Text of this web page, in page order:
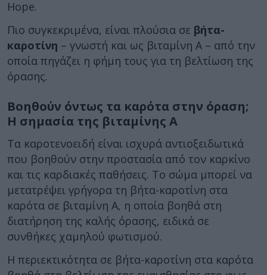
Hope.
Πιο συγκεκριμένα, είναι πλούσια σε βήτα-
καροτίνη – γνωστή και ως βιταμίνη Α – από την
οποία πηγάζει η φήμη τους για τη βελτίωση της
όρασης.
Βοηθούν όντως τα καρότα στην όραση;
Η σημασία της βιταμίνης Α
Τα καροτενοειδή είναι ισχυρά αντιοξειδωτικά
που βοηθούν στην προστασία από τον καρκίνο
και τις καρδιακές παθήσεις. Το σώμα μπορεί να
μετατρέψει γρήγορα τη βήτα-καροτίνη στα
καρότα σε βιταμίνη Α, η οποία βοηθά στη
διατήρηση της καλής όρασης, ειδικά σε
συνθήκες χαμηλού φωτισμού.
Η περιεκτικότητα σε βήτα-καροτίνη στα καρότα